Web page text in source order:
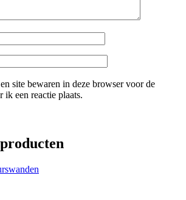
site bewaren in deze browser voor de
ik een reactie plaats.